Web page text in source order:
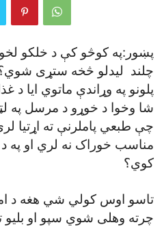
پښور:په کوڅو کې د خلکو
چلند ليدلو څخه ستړی
پلونو په وړاندې ماتوي ايا د
شا وخوا د خوړو د مرسل په
چې طبعي پاملرنې ته اړتيا
مناسب خوراک نه لري او په
کوي؟
تاسو اوس کولي شي هغه د
چرته وهلی شوي سپو او بليو